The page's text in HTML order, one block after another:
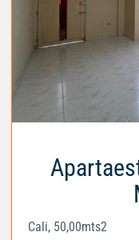
Cali, 50,00mts2